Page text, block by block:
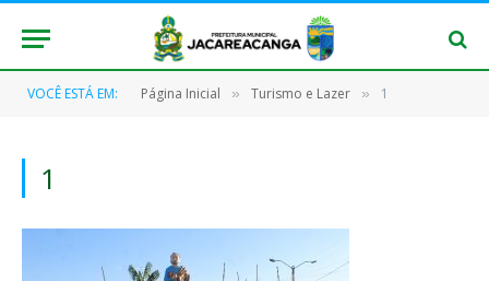
VOCÊ ESTÁ EM: Página Inicial » Turismo e Lazer » 1
1